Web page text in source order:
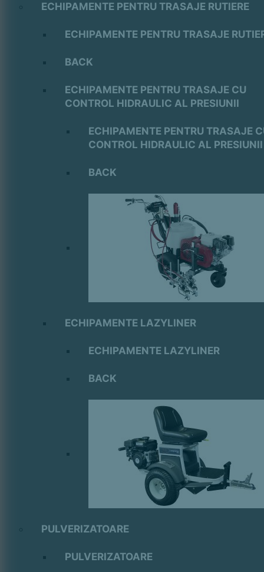
ECHIPAMENTE PENTRU TRASAJE RUTIERE
ECHIPAMENTE PENTRU TRASAJE
BACK
ECHIPAMENTE PENTRU TRASAJE CU
CONTROL HIDRAULIC AL PRESIUNII
ECHIPAMENTE PENTRU TRASAJE
CONTROL HIDRAULIC AL PRESIUNII
BACK
ECHIPAMENTE LAZYLINER
ECHIPAMENTE LAZYLINER
BACK
PULVERIZATOARE
PULVERIZATOARE